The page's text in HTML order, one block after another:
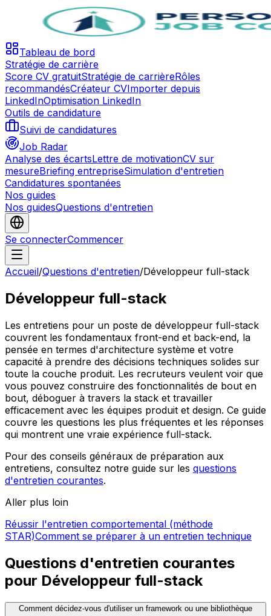
Tableau de bord
Stratégie de carrière
Score CV gratuitStratégie de carrièreRôles
recommandésCréateur CVImporter depuis
LinkedInOptimisation LinkedIn
Outils de candidature
Suivi de candidatures
Job Radar
Analyse des écartsLettre de motivationCV sur
mesureBriefing entrepriseSimulation d'entretien
Candidatures spontanées
Nos guides
Nos guidesQuestions d'entretien
Se connecterCommencer
Accueil/Questions d'entretien/Développeur full-stack
Développeur full-stack
Les entretiens pour un poste de développeur full-stack
couvrent les fondamentaux front-end et back-end, la
pensée en termes d'architecture système et votre
capacité à prendre des décisions techniques solides sur
toute la couche produit. Les recruteurs veulent voir que
vous pouvez construire des fonctionnalités de bout en
bout, déboguer à travers la stack et travailler
efficacement avec les équipes produit et design. Ce guide
couvre les questions les plus fréquentes et les réponses
qui montrent une vraie expérience full-stack.
Pour des conseils généraux de préparation aux
entretiens, consultez notre guide sur les questions
d'entretien courantes.
Aller plus loin
Réussir l'entretien comportemental (méthode
STAR)Comment se préparer à un entretien technique
Questions d'entretien courantes
pour Développeur full-stack
Comment décidez-vous d'utiliser un framework ou une bibliothèque